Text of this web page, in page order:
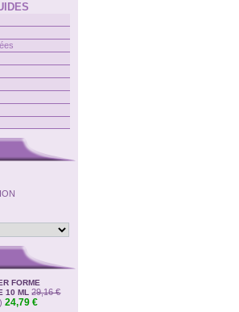
FORME
10 ML 29,16 €
24,79 €